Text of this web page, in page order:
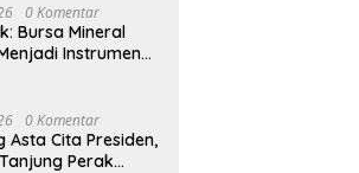
0 Komentar
Bursa Mineral
Instrumen
0 Komentar
Asta Cita Presiden,
Perak